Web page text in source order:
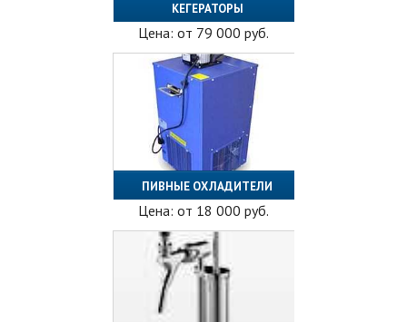
КЕГЕРАТОРЫ
Цена: от 79 000 руб.
ПИВНЫЕ ОХЛАДИТЕЛИ
Цена: от 18 000 руб.